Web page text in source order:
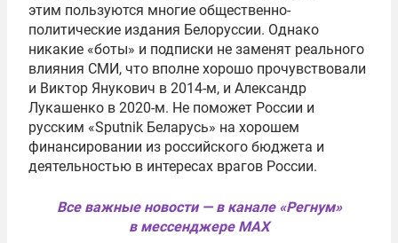
этим пользуются многие общественно-
политические издания Белоруссии. Однако
никакие «боты» и подписки не заменят реального
влияния СМИ, что вполне хорошо прочувствовали
и Виктор Янукович в 2014-м, и Александр
Лукашенко в 2020-м. Не поможет России и
русским «Sputnik Беларусь» на хорошем
финансировании из российского бюджета и
деятельностью в интересах врагов России.
Все важные новости — в канале «Регнум»
в мессенджере MAX